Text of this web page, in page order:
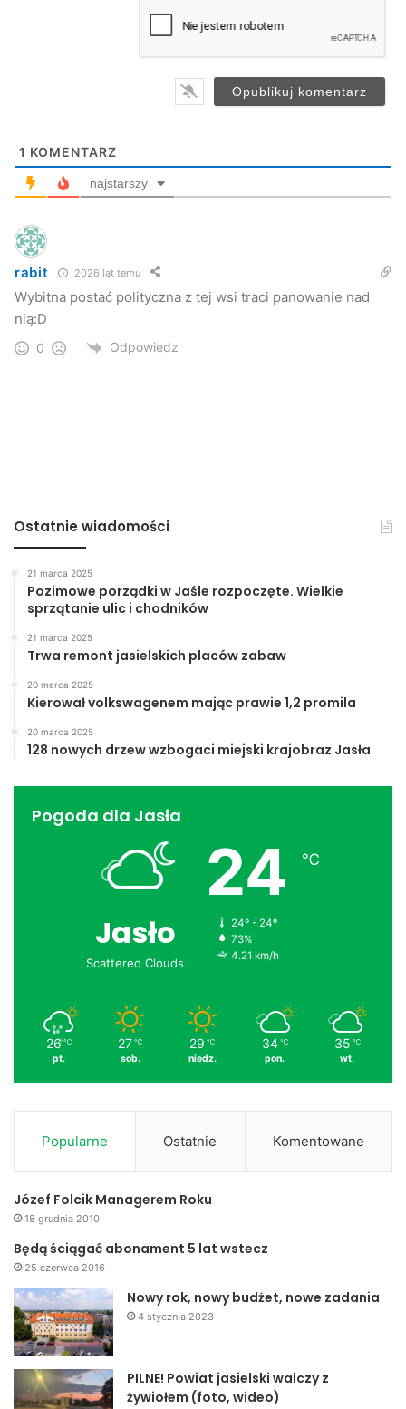
1 KOMENTARZ
najstarszy
rabit 2026 lat temu
Wybitna postać polityczna z tej wsi traci panowanie nad
nią:D
0 Odpowiedz
Ostatnie wiadomości
21 marca 2025
Pozimowe porządki w Jaśle rozpoczęte. Wielkie
sprzątanie ulic i chodników
21 marca 2025
Trwa remont jasielskich placów zabaw
20 marca 2025
Kierował volkswagenem mając prawie 1,2 promila
20 marca 2025
128 nowych drzew wzbogaci miejski krajobraz Jasła
Pogoda dla Jasła
Jasło
Scattered Clouds
24 ℃
24º - 24º
73%
4.21 km/h
26 ℃
pt.
27 ℃
sob.
29 ℃
niedz.
34 ℃
pon.
35 ℃
wt.
Popularne Ostatnie Komentowane
Józef Folcik Managerem Roku
18 grudnia 2010
Będą ściągać abonament 5 lat wstecz
25 czerwca 2016
Nowy rok, nowy budżet, nowe zadania
4 stycznia 2023
PILNE! Powiat jasielski walczy z
żywiołem (foto, wideo)